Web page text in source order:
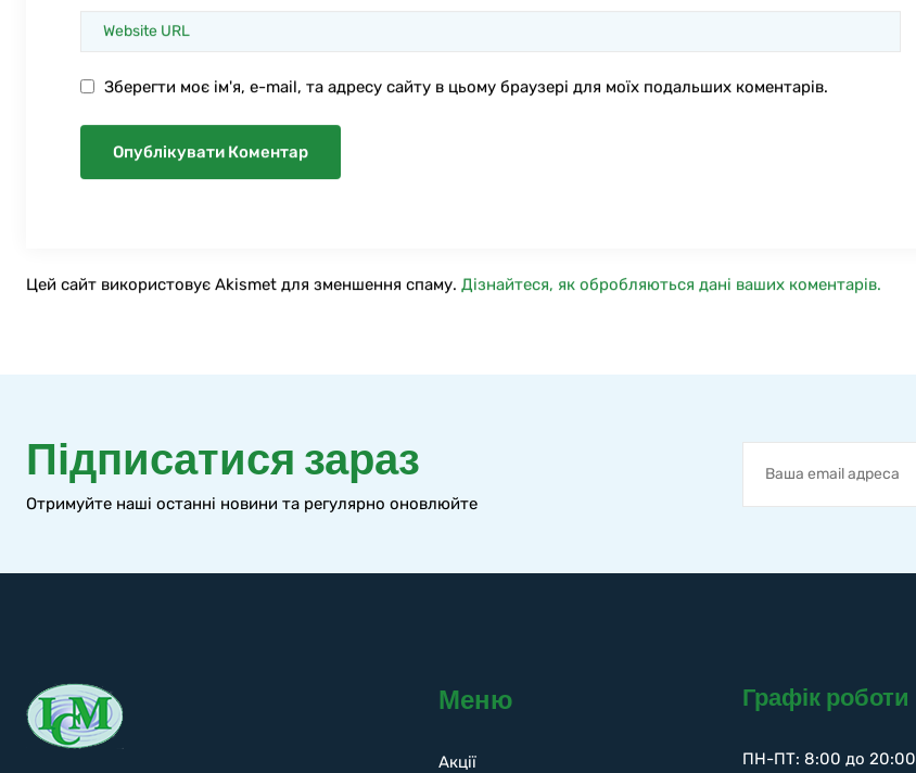
Зберегти моє ім'я, e-mail, та адресу сайту в цьому браузері для моїх подальших коментарів.
Цей сайт використовує Akismet для зменшення спаму. Дізнайтеся, як обробляються дані ваших коментарів.
Підписатися зараз
Отримуйте наші останні новини та регулярно оновлюйте
Меню
Акції
Графік роботи
ПН-ПТ: 8:00 до 20:00